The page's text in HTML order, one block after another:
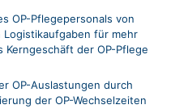
OP-Pflegepersonals von
für mehr
Kerngeschäft der OP-Pflege
OP-Auslastungen durch
der OP-Wechselzeiten